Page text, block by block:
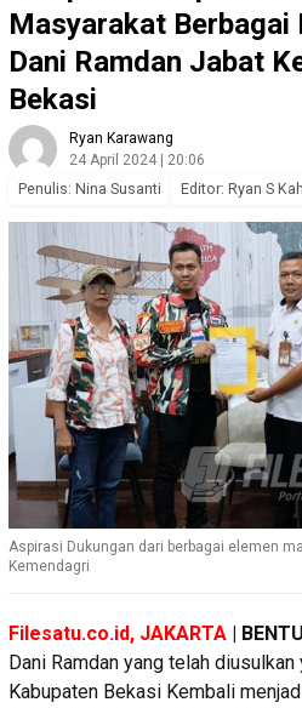
Masyarakat Berbagai
Dani Ramdan Jabat
Bekasi
Ryan Karawang
24 April 2024 | 20:06
Penulis: Nina Susanti Editor: Ryan S
Aspirasi Dukungan dari berbagai elemen
Kemendagri
Filesatu.co.id, JAKARTA |
Dani Ramdan yang telah
Kabupaten Bekasi Kembali